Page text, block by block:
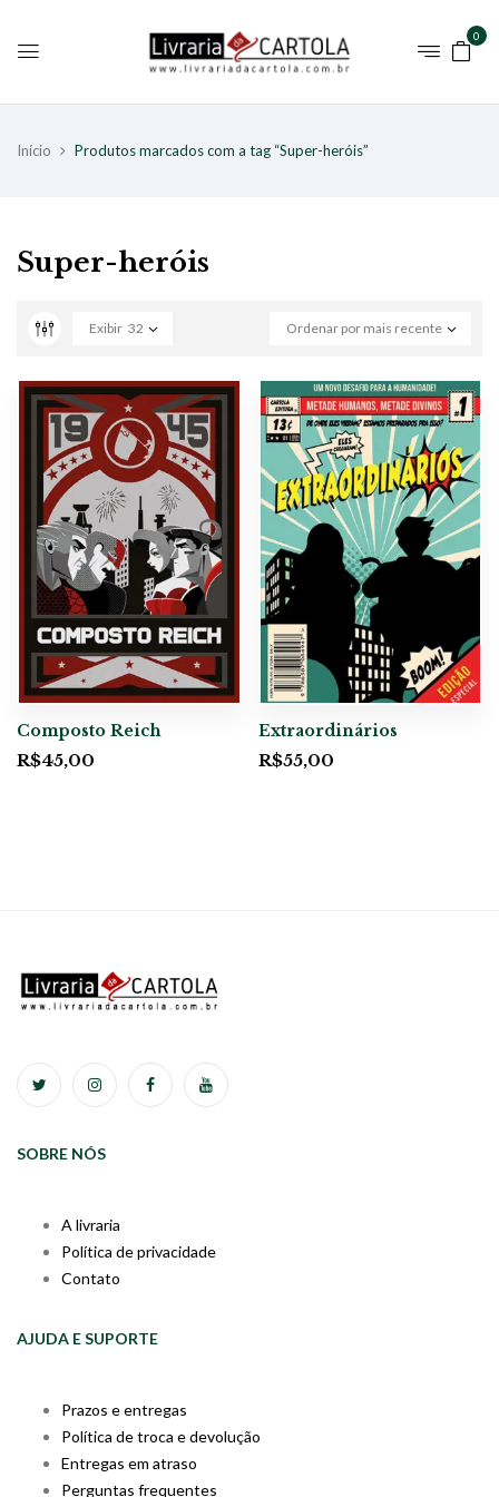
0
Início Produtos marcados com a tag “Super-heróis”
Super-heróis
Ordenar por mais recente
Exibir 32
Composto Reich
R$45,00
Extraordinários
R$55,00
SOBRE NÓS
A livraria
Política de privacidade
Contato
AJUDA E SUPORTE
Prazos e entregas
Política de troca e devolução
Entregas em atraso
Perguntas frequentes